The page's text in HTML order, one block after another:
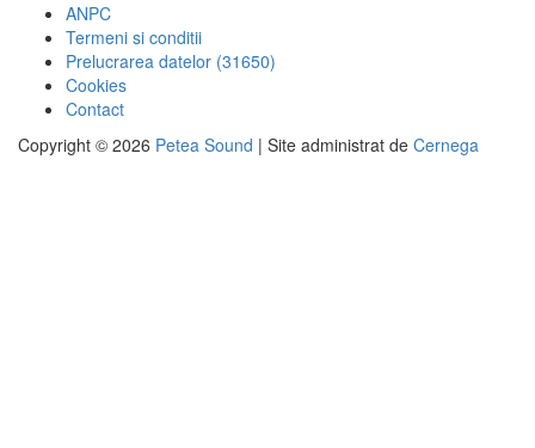
ANPC
Termeni si conditii
Prelucrarea datelor (31650)
Cookies
Contact
Copyright © 2026 Petea Sound | Site administrat de Cernega